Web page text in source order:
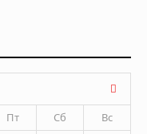
Пт Сб Вс